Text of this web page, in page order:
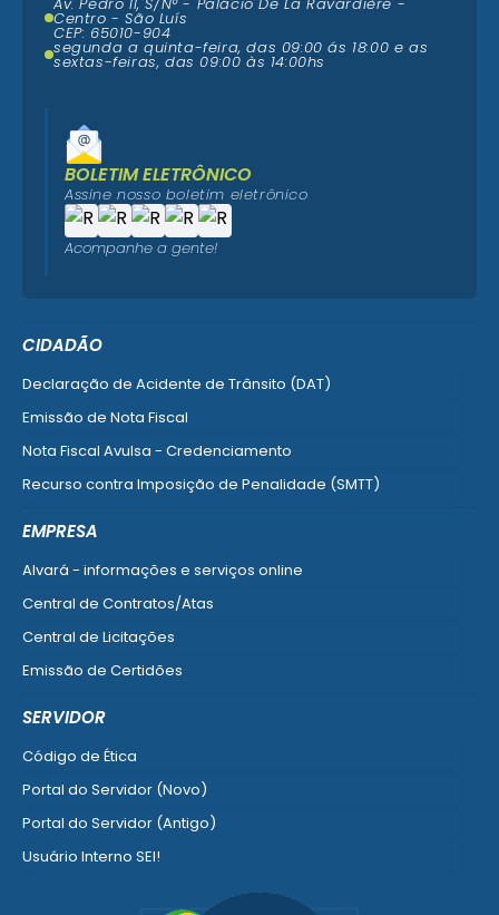
CIDADÃO
Declaração de Acidente de Trânsito (DAT)
Emissão de Nota Fiscal
Nota Fiscal Avulsa - Credenciamento
Recurso contra Imposição de Penalidade (SMTT)
EMPRESA
Alvará - informações e serviços online
Central de Contratos/Atas
Central de Licitações
Emissão de Certidões
SERVIDOR
Código de Ética
Portal do Servidor (Novo)
Portal do Servidor (Antigo)
Usuário Interno SEI!
Centro - São Luís
CEP: 65010-904
segunda a quinta-feira, das 09:00 ás 18:00 e as
sextas-feiras, das 09:00 às 14:00hs
BOLETIM ELETRÔNICO
Assine nosso boletim eletrônico
Acompanhe a gente!